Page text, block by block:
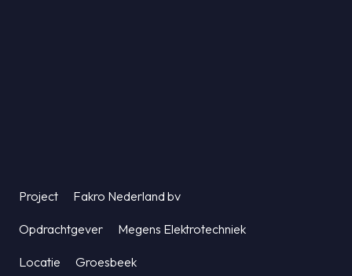
Project Fakro Nederland bv
Opdrachtgever Megens Elektrotechniek
Locatie Groesbeek